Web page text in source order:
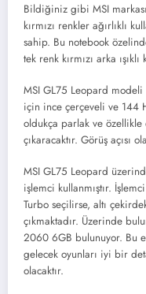
Bildiğiniz gibi MSI
kırmızı renkler ağırlıklı
sahip. Bu notebook
tek renk kırmızı arka
MSI GL75 Leopard modeli
için ince çerçeveli ve 144
oldukça parlak ve
çıkaracaktır. Görüş açısı
MSI GL75 Leopard
işlemci kullanmıştır.
Turbo seçilirse, altı
çıkmaktadır. Üzerinde
2060 6GB bulunuyor. Bu
gelecek oyunları iyi bir
olacaktır.